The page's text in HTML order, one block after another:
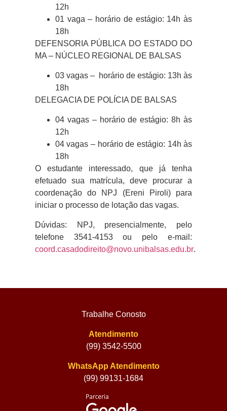
12h
01 vaga – horário de estágio: 14h às
18h
DEFENSORIA PÚBLICA DO ESTADO DO
MA – NÚCLEO REGIONAL DE BALSAS
03 vagas – horário de estágio: 13h às
18h
DELEGACIA DE POLÍCIA DE BALSAS
04 vagas – horário de estágio: 8h às
12h
04 vagas – horário de estágio: 14h às
18h
O estudante interessado, que já tenha
efetuado sua matrícula, deve procurar a
coordenação do NPJ (Ereni Piroli) para
iniciar o processo de lotação das vagas.
Dúvidas: NPJ, presencialmente, pelo
telefone 3541-4153 ou pelo e-mail:
coord.casadodireito@novo.unibalsas.edu.br.
Trabalhe Conosto
Atendimento
(99) 3542-5500
WhatsApp Atendimento
(99) 99131-1684